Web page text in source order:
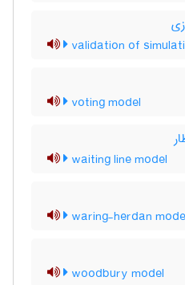
validation of
voting model
waiting line model
waring-herdan
woodbury model